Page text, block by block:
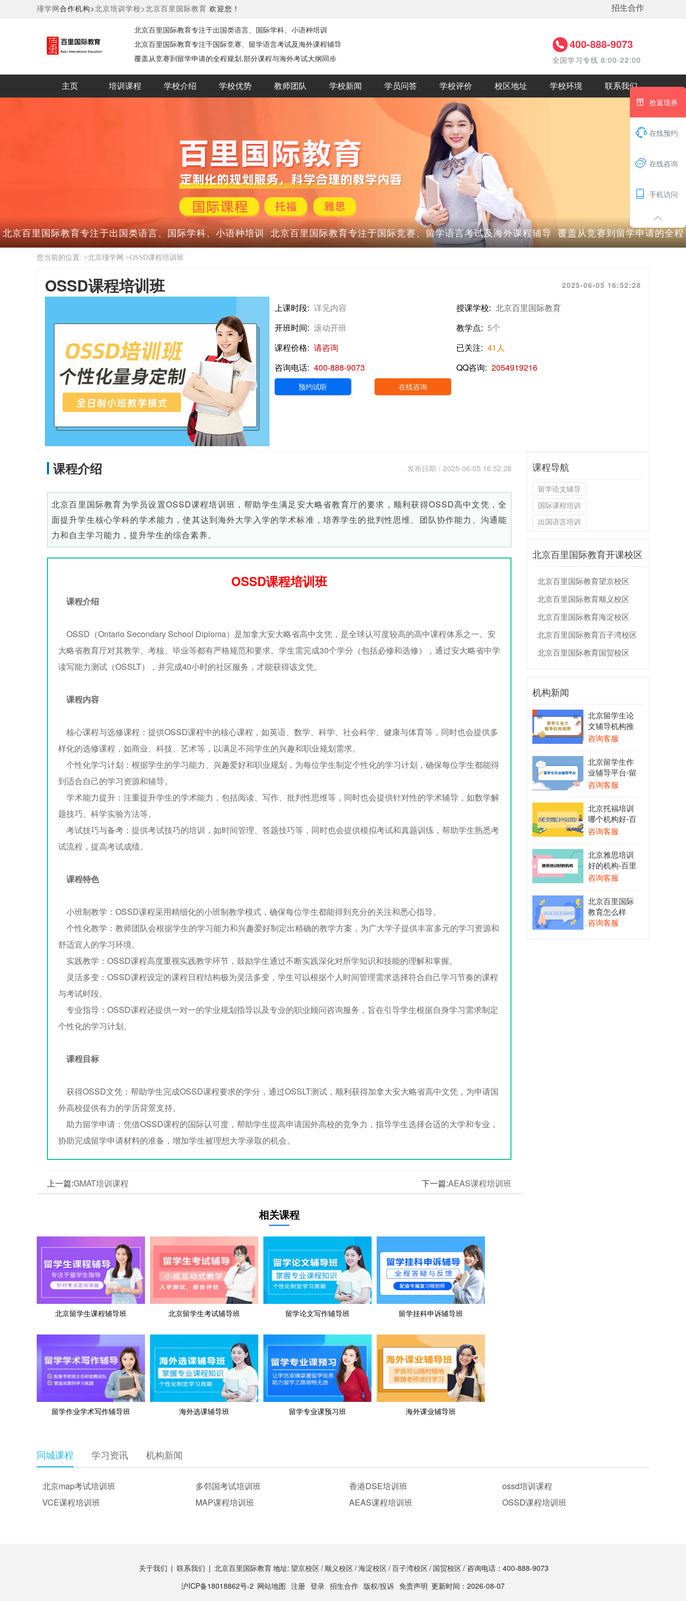
瑾学网合作机构>北京培训学校>北京百里国际教育 欢迎您！ 招生合作
北京百里国际教育专注于出国类语言、国际学科、小语种培训
北京‌百里国际教育专注于国际竞赛、留学语言考试及海外课程辅导
覆盖从竞赛到留学申请的全程规划,部分课程与海外考试大纲同步
400-888-9073
全国学习专线 8:00-22:00
主页 培训课程 学校介绍 学校优势 教师团队 学校新闻 学员问答 学校评价 校区地址 学校环境 联系我们
北京百里国际教育专注于出国类语言、国际学科、小语种培训 北京‌百里国际教育专注于国际竞赛、留学语言考试及海外课程辅导 覆盖从竞赛到留学申请的全程
您当前的位置: >北京瑾学网 >OSSD课程培训班
OSSD课程培训班 2025-06-05 16:52:28
上课时段: 详见内容
开班时间: 滚动开班
课程价格: 请咨询
咨询电话: 400-888-9073
预约试听 在线咨询
授课学校: 北京百里国际教育
教学点: 5个
已关注: 41人
QQ咨询: 2054919216
课程介绍 发布日期：2025-06-05 16:52:28
北京百里国际教育为学员设置OSSD课程培训班，帮助学生满足安大略省教育厅的要求，顺利获得OSSD高中文凭，全
面提升学生核心学科的学术能力，使其达到海外大学入学的学术标准，培养学生的批判性思维、团队协作能力、沟通能
力和自主学习能力，提升学生的综合素养。
OSSD课程培训班
课程介绍
OSSD（Ontario Secondary School Diploma）是加拿大安大略省高中文凭，是全球认可度较高的高中课程体系之一。安
大略省教育厅对其教学、考核、毕业等都有严格规范和要求。学生需完成30个学分（包括必修和选修），通过安大略省中学
读写能力测试（OSSLT），并完成40小时的社区服务，才能获得该文凭。
课程内容
核心课程与选修课程：提供OSSD课程中的核心课程，如英语、数学、科学、社会科学、健康与体育等，同时也会提供多
样化的选修课程，如商业、科技、艺术等，以满足不同学生的兴趣和职业规划需求。
个性化学习计划：根据学生的学习能力、兴趣爱好和职业规划，为每位学生制定个性化的学习计划，确保每位学生都能得
到适合自己的学习资源和辅导。
学术能力提升：注重提升学生的学术能力，包括阅读、写作、批判性思维等，同时也会提供针对性的学术辅导，如数学解
题技巧、科学实验方法等。
考试技巧与备考：提供考试技巧的培训，如时间管理、答题技巧等，同时也会提供模拟考试和真题训练，帮助学生熟悉考
试流程，提高考试成绩。
课程特色
小班制教学：OSSD课程采用精细化的小班制教学模式，确保每位学生都能得到充分的关注和悉心指导。
个性化教学：教师团队会根据学生的学习能力和兴趣爱好制定出精确的教学方案，为广大学子提供丰富多元的学习资源和
舒适宜人的学习环境。
实践教学：OSSD课程高度重视实践教学环节，鼓励学生通过不断实践深化对所学知识和技能的理解和掌握。
灵活多变：OSSD课程设定的课程日程结构极为灵活多变，学生可以根据个人时间管理需求选择符合自己学习节奏的课程
与考试时段。
专业指导：OSSD课程还提供一对一的学业规划指导以及专业的职业顾问咨询服务，旨在引导学生根据自身学习需求制定
个性化的学习计划。
课程目标
获得OSSD文凭：帮助学生完成OSSD课程要求的学分，通过OSSLT测试，顺利获得加拿大安大略省高中文凭，为申请国
外高校提供有力的学历背景支持。
助力留学申请：凭借OSSD课程的国际认可度，帮助学生提高申请国外高校的竞争力，指导学生选择合适的大学和专业，
协助完成留学申请材料的准备，增加学生被理想大学录取的机会。
上一篇:GMAT培训课程 下一篇:AEAS课程培训班
相关课程
北京留学生课程辅导班 北京留学生考试辅导班 留学论文写作辅导班 留学挂科申诉辅导班
留学作业学术写作辅导班 海外选课辅导班 留学专业课预习班 海外课业辅导班
课程导航
留学论文辅导
国际课程培训
出国语言培训
北京百里国际教育开课校区
北京百里国际教育望京校区
北京百里国际教育顺义校区
北京百里国际教育海淀校区
北京百里国际教育百子湾校区
北京百里国际教育国贸校区
机构新闻
北京留学生论
文辅导机构推
荐-留学生论文
好
咨询客服
北京留学生作
业辅导平台-留
学生一站式课
咨询客服
北京托福培训
哪个机构好-百
里国际教育
咨询客服
北京雅思培训
好的机构-百里
国际教育
咨询客服
北京百里国际
教育怎么样
咨询客服
同城课程 学习资讯 机构新闻
北京map考试培训班 多邻国考试培训班 香港DSE培训班
ossd培训课程
VCE课程培训班
MAP课程培训班 AEAS课程培训班 OSSD课程培训班
 抢返现券
 在线预约

1 在线咨询
 手机访问
关于我们 | 联系我们 | 北京百里国际教育地址: 望京校区/ 顺义校区/海淀校区/百子湾校区/ 国贸校区/ 咨询电话：400-888-9073
沪ICP备18018862号-2 网站地图 注册 登录 招生合作 版权/投诉 免责声明 更新时间：2026-08-07